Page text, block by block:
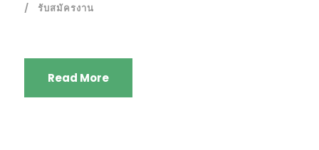
รับสมัครงาน
Read More